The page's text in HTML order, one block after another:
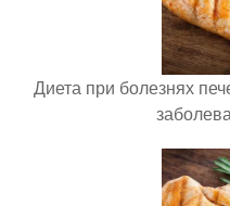
Диета при болезнях